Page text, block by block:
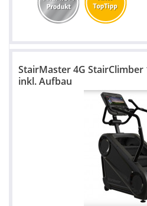
StairMaster 4G StairClimber
inkl. Aufbau